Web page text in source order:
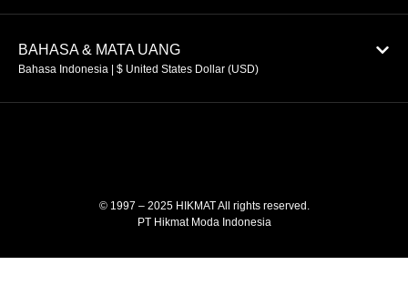
BAHASA & MATA UANG
Bahasa Indonesia | $ United States Dollar (USD)
© 1997 – 2025 HIKMAT All rights reserved.
PT Hikmat Moda Indonesia